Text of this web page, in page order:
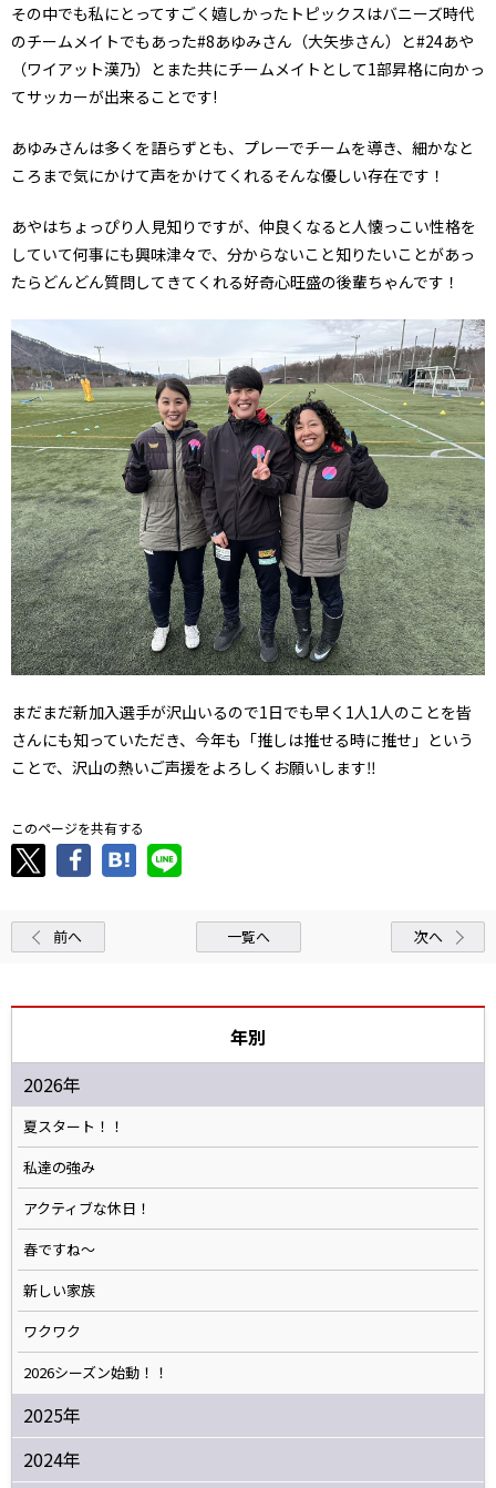
その中でも私にとってすごく嬉しかったトピックスはバニーズ時代
のチームメイトでもあった#8あゆみさん（大矢歩さん）と#24あや
（ワイアット漢乃）とまた共にチームメイトとして1部昇格に向かっ
てサッカーが出来ることです!
あゆみさんは多くを語らずとも、プレーでチームを導き、細かなと
ころまで気にかけて声をかけてくれるそんな優しい存在です！
あやはちょっぴり人見知りですが、仲良くなると人懐っこい性格を
していて何事にも興味津々で、分からないこと知りたいことがあっ
たらどんどん質問してきてくれる好奇心旺盛の後輩ちゃんです！
まだまだ新加入選手が沢山いるので1日でも早く1人1人のことを皆
さんにも知っていただき、今年も「推しは推せる時に推せ」という
ことで、沢山の熱いご声援をよろしくお願いします‼
このページを共有する
前へ 一覧へ 次へ
年別
2026年
夏スタート！！
私達の強み
アクティブな休日！
春ですね〜
新しい家族
ワクワク
2026シーズン始動！！
2025年
2024年